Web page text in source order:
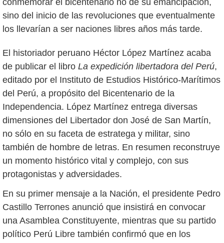
sino del inicio de las revoluciones que eventualmente
los llevarían a ser naciones libres años más tarde.
El historiador peruano Héctor López Martínez acaba
de publicar el libro La expedición libertadora del Perú,
editado por el Instituto de Estudios Histórico-Marítimos
del Perú, a propósito del Bicentenario de la
Independencia. López Martínez entrega diversas
dimensiones del Libertador don José de San Martín,
no sólo en su faceta de estratega y militar, sino
también de hombre de letras. En resumen reconstruye
un momento histórico vital y complejo, con sus
protagonistas y adversidades.
En su primer mensaje a la Nación, el presidente Pedro
Castillo Terrones anunció que insistirá en convocar
una Asamblea Constituyente, mientras que su partido
político Perú Libre también confirmó que en los